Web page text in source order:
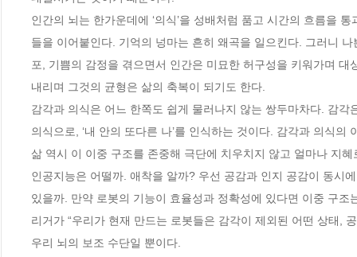
인간의 뇌는 한가운데에 ‘의식’을 성배처럼 품고 시간의 흐름을
들을 이어붙인다. 기억의 넝마는 흔히 왜곡을 일으킨다. 그러니
포, 기쁨의 감정을 겪으면서 인간은 미묘한 허구성을 키워가며
내리며 그것의 균형은 삶의 축복이 되기도 한다.
감각과 의식은 어느 한쪽도 쉽게 물러나지 않는 쌍두마차다. 감
의식으로, ‘내 안의 또다른 나’를 인식하는 것이다. 감각과 의식
삶 역시 이 이중 구조를 존중해 극단에 치우치지 않고 얼마나 지
인공지능은 어떨까. 애착을 알까? 우선 공감과 인지 공감이 동시
있을까. 만약 로봇의 기능이 효율성과 정확성에 있다면 이중 구
리거가 “우리가 현재 만드는 로봇들은 감각이 제외된 어떤 상태,
우리 뇌의 보조 수단일 뿐이다.